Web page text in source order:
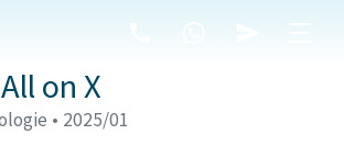
on X
• 2025/01